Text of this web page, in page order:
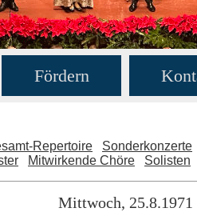
Fördern
Repertoire Sonderkonzerte
Mitwirkende Chöre Solisten
Mittwoch, 25.8.1971